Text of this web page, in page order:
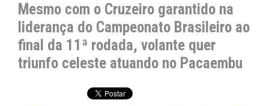
Mesmo com o Cruzeiro garantido na
liderança do Campeonato Brasileiro ao
final da 11ª rodada, volante quer
triunfo celeste atuando no Pacaembu